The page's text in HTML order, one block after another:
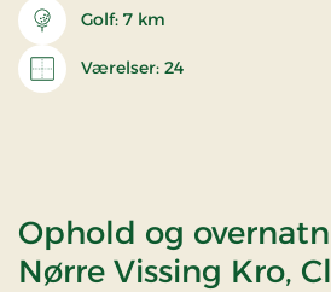
Golf: 7 km
Værelser: 24
Ophold og
Nørre Vissing Kro,